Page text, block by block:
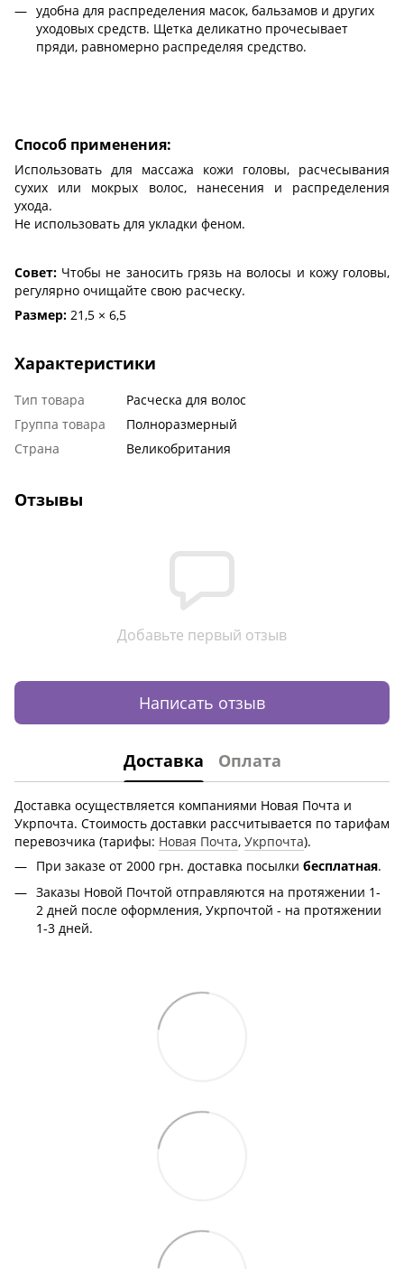
удобна для распределения масок, бальзамов и других
уходовых средств. Щетка деликатно прочесывает
пряди, равномерно распределяя средство.
Способ применения:
Использовать для массажа кожи головы, расчесывания
сухих или мокрых волос, нанесения и распределения
ухода.
Не использовать для укладки феном.
Совет: Чтобы не заносить грязь на волосы и кожу головы,
регулярно очищайте свою расческу.
Размер: 21,5 × 6,5
Характеристики
Тип товара
Расческа для волос
Группа товара
Полноразмерный
Страна
Великобритания
Отзывы
Добавьте первый отзыв
Написать отзыв
Доставка Оплата
Доставка осуществляется компаниями Новая Почта и
Укрпочта. Стоимость доставки рассчитывается по тарифам
перевозчика (тарифы: Новая Почта, Укрпочта).
При заказе от 2000 грн. доставка посылки бесплатная.
Заказы Новой Почтой отправляются на протяжении 1-
2 дней после оформления, Укрпочтой - на протяжении
1-3 дней.